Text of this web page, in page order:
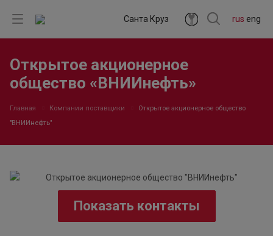
rus eng
Санта Круз
Открытое акционерное
общество «ВНИИнефть»
Главная Компании поставщики
Открытое акционерное общество
"ВНИИнефть"
Показать контакты